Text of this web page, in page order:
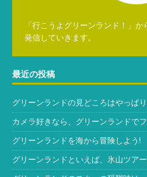
「行こうよグリーンランド！」
発信していきます。
最近の投稿
グリーンランドの見どころはやっぱり
カメラ好きなら、グリーンランドで
グリーンランドを海から冒険しよう!
グリーンランドといえば、氷山ツア